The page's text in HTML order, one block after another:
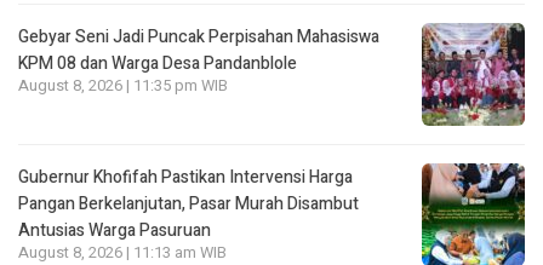
Gebyar Seni Jadi Puncak Perpisahan Mahasiswa
KPM 08 dan Warga Desa Pandanblole
August 8, 2026 | 11:35 pm WIB
Gubernur Khofifah Pastikan Intervensi Harga
Pangan Berkelanjutan, Pasar Murah Disambut
Antusias Warga Pasuruan
August 8, 2026 | 11:13 am WIB